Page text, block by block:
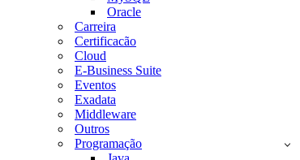
Oracle
Carreira
Certificacão
Cloud
E-Business Suite
Eventos
Exadata
Middleware
Outros
Programação